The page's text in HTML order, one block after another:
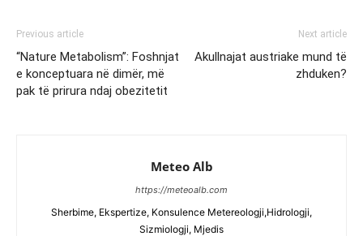
Previous article
“Nature Metabolism”: Foshnjat
e konceptuara në dimër, më
pak të prirura ndaj obezitetit
Next article
Akullnajat austriake mund të
zhduken?
Meteo Alb
https://meteoalb.com
Sherbime, Ekspertize, Konsulence Metereologji,Hidrologji,
Sizmiologji, Mjedis